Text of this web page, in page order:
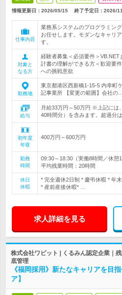
情報更新日：2026/05/15 終了予定日： 2026/
仕事内容
業務系システムのプログラミン
お任せします。モダンなキャリ
す。
対象と
なる方
経験者募集＜必須要件＞
計書の理解ができる方＜歓迎要
への挑戦意欲
勤務地
東京都港区西新橋1-15-5 内幸町
記事業所 【変更の範囲】会社の…
給与
月給33万円～50万円 ※上記には
40時間分）を含みます。超過分
初年度
年収
400万円～600万円
勤務
時間
09:30～18:30（実働8時間／休
平均残業時間：20時間
休日
休暇
* 完全週休2日制 * 慶弔休暇 * 年
* 産前産後休暇* …
求人詳細を見る
株式会社ワビット | くるみん認定企業｜
底管理
《福岡採用》新たなキャリアを目
ア】